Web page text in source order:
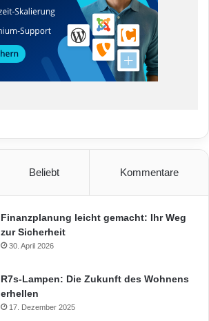
Beliebt Kommentare
Finanzplanung leicht gemacht: Ihr Weg
zur Sicherheit
30. April 2026
R7s-Lampen: Die Zukunft des Wohnens
erhellen
17. Dezember 2025